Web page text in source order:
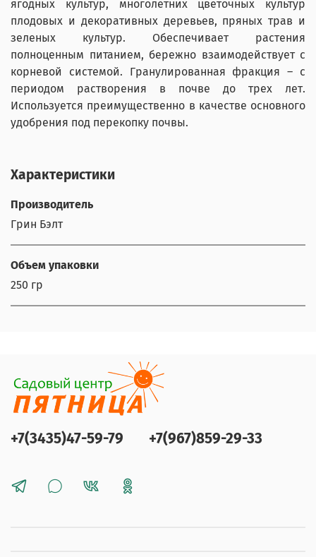
ягодных культур, многолетних цветочных культур
плодовых и декоративных деревьев, пряных трав и
зеленых культур. Обеспечивает растения
полноценным питанием, бережно взаимодействует с
корневой системой. Гранулированная фракция – с
периодом растворения в почве до трех лет.
Используется преимущественно в качестве основного
удобрения под перекопку почвы.
Характеристики
Производитель
Грин Бэлт
Объем упаковки
250 гр
+7(3435)47-59-79 +7(967)859-29-33